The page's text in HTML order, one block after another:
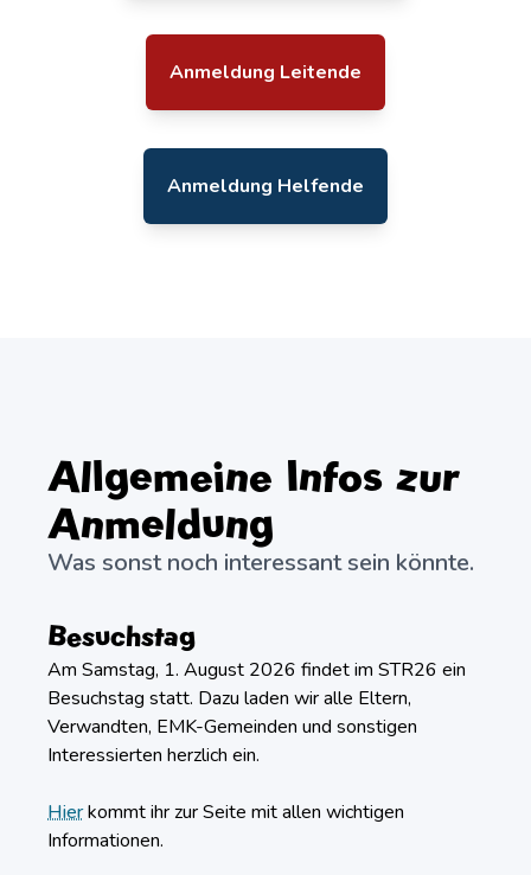
Anmeldung Leitende
Anmeldung Helfende
Allgemeine Infos zur
Anmeldung
Was sonst noch interessant sein könnte.
Besuchstag
Am Samstag, 1. August 2026 findet im STR26 ein
Besuchstag statt. Dazu laden wir alle Eltern,
Verwandten, EMK-Gemeinden und sonstigen
Interessierten herzlich ein.
Hierkommt ihr zur Seite mit allen wichtigen
Informationen.